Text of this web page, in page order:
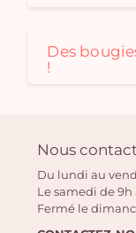
Des
!
Nous
Du lundi au
Le samedi de 9h
Fermé le